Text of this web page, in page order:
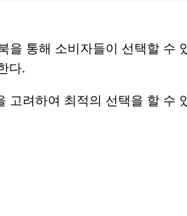
을 통해 소비자들이 선택할 수
다.
려하여 최적의 선택을 할 수